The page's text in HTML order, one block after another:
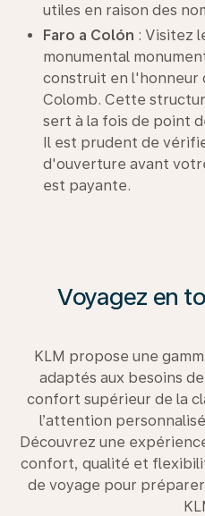
utiles en raison des
Faro a Colón : Visitez
monumental
construit en l'honneur
Colomb. Cette
sert à la fois de point
Il est prudent de
d'ouverture avant
est payante.
Voyagez en
KLM propose une
adaptés aux besoins
confort supérieur de la
l’attention
Découvrez une
confort, qualité et
de voyage pour